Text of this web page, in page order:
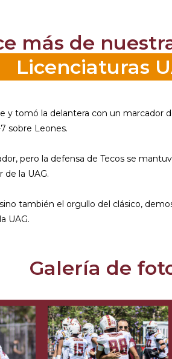
más de
Licenciaturas
tomó la delantera con un marcador
sobre Leones.
pero la defensa de Tecos se
de la UAG.
también el orgullo del clásico,
UAG.
Galería de